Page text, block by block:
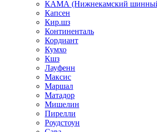
КАМА (Нижнекамский шинный
Капсен
Кир.шз
Континенталь
Кордиант
Кумхо
Кшз
Лауфенн
Максис
Маршал
Матадор
Мишелин
Пирелли
Роудстоун